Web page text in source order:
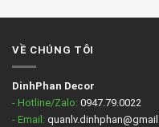
VỀ CHÚNG TÔI
DinhPhan Decor
- Hotline/Zalo: 0947.79.0022
- Email: